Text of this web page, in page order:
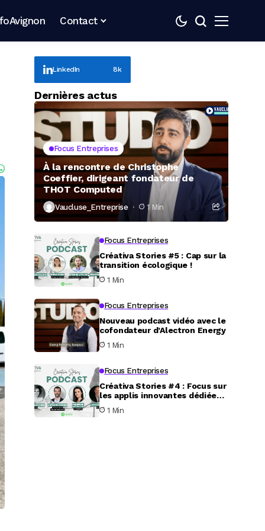
Contact
LinkedIn 8k
Dernières actus
Focus Entreprises
À la rencontre de Christophe
Coeffier, dirigeant fondateur de
THOT Computed
Vaucluse_Entreprise 1 Min
Focus Entreprises
Créativa Stories #5 : Cap sur la
transition écologique !
1 Min
Focus Entreprises
Nouveau podcast vidéo avec le
cofondateur d’Alectron Energy
1 Min
Focus Entreprises
Créativa Stories #4 : Focus sur
les applis innovantes dédiées
au service aux particuliers
1 Min